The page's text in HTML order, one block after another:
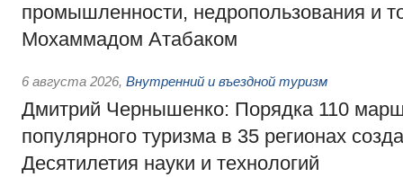
промышленности, недропользования и
Мохаммадом Атабаком
6 августа 2026, Внутренний и въездной туризм
Дмитрий Чернышенко: Порядка 110
популярного туризма в 35 регионах
Десятилетия науки и технологий